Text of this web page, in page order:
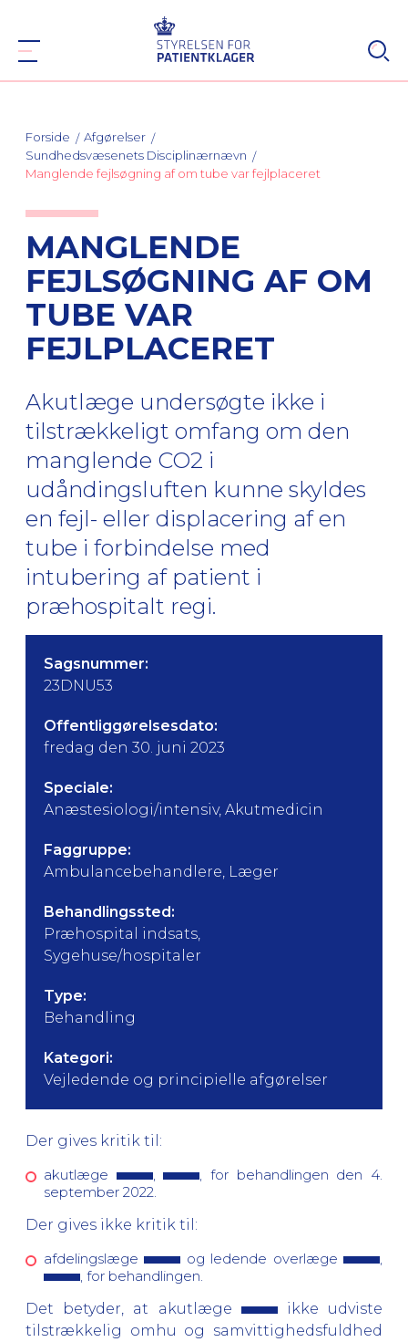
Forside
Afgørelser
Sundhedsvæsenets Disciplinærnævn
Manglende fejlsøgning af om tube var fejlplaceret
MANGLENDE
FEJLSØGNING AF OM
TUBE VAR
FEJLPLACERET
Akutlæge undersøgte ikke i
tilstrækkeligt omfang om den
manglende CO2 i
udåndingsluften kunne skyldes
en fejl- eller displacering af en
tube i forbindelse med
intubering af patient i
præhospitalt regi.
Sagsnummer:
23DNU53
Offentliggørelsesdato:
fredag den 30. juni 2023
Speciale:
Anæstesiologi/intensiv, Akutmedicin
Faggruppe:
Ambulancebehandlere, Læger
Behandlingssted:
Præhospital indsats,
Sygehuse/hospitaler
Type:
Behandling
Kategori:
Vejledende og principielle afgørelser
Der gives kritik til:
akutlæge
,
, for behandlingen den 4.
september 2022.
Der gives ikke kritik til:
afdelingslæge
og ledende overlæge
, for behandlingen.
Det betyder, at akutlæge
ikke udviste
tilstrækkelig omhu og samvittighedsfuldhed